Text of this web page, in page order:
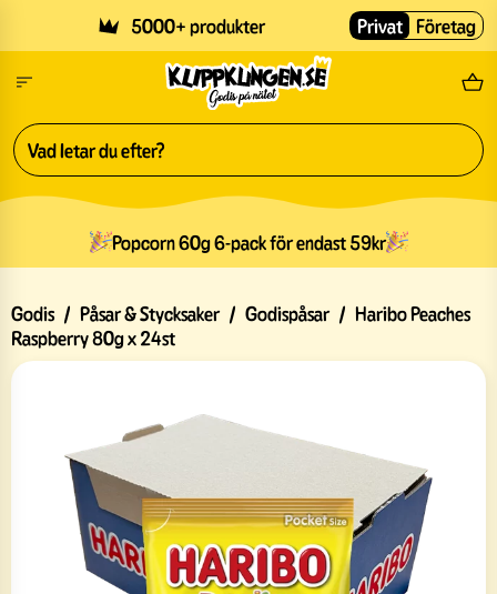
5000+ produkter Fri
Privat Företag
Popcorn 60g 6-pack för endast 59kr
Godis / Påsar & Stycksaker / Godispåsar / Haribo Peaches
Raspberry 80g x 24st